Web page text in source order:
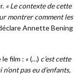
« Le contexte de cette
montrer comment les
Annette Bening
film : « (…) c’est cette
pas eu d’enfants,